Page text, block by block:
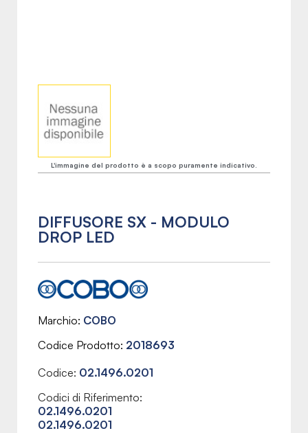
L'immagine del prodotto è a scopo puramente indicativo.
DIFFUSORE SX - MODULO
DROP LED
Marchio COBO
Codice Prodotto 2018693
Codice: 02.1496.0201
Codici di Riferimento:
02.1496.0201
02.1496.0201